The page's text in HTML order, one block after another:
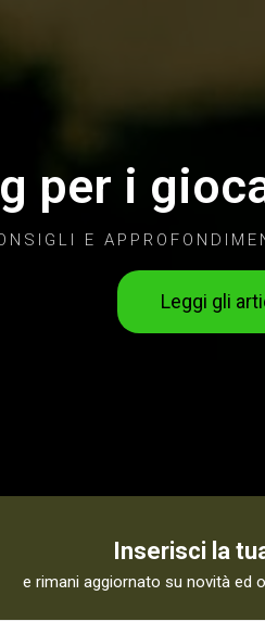
per i
E
Leggi gli
Inserisci la
e rimani aggiornato su novità ed